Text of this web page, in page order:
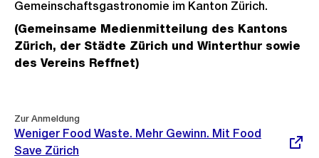
Gemeinschaftsgastronomie im Kanton Zürich.
(Gemeinsame Medienmitteilung des Kantons
Zürich, der Städte Zürich und Winterthur sowie
des Vereins Reffnet)
Weitere
Informationen
Zur Anmeldung
Externer
Link:
Weniger Food Waste. Mehr Gewinn. Mit Food
Save Zürich